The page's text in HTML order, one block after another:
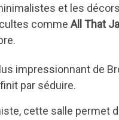
et les
comme All That
impressionnant de
par séduire.
cette salle permet